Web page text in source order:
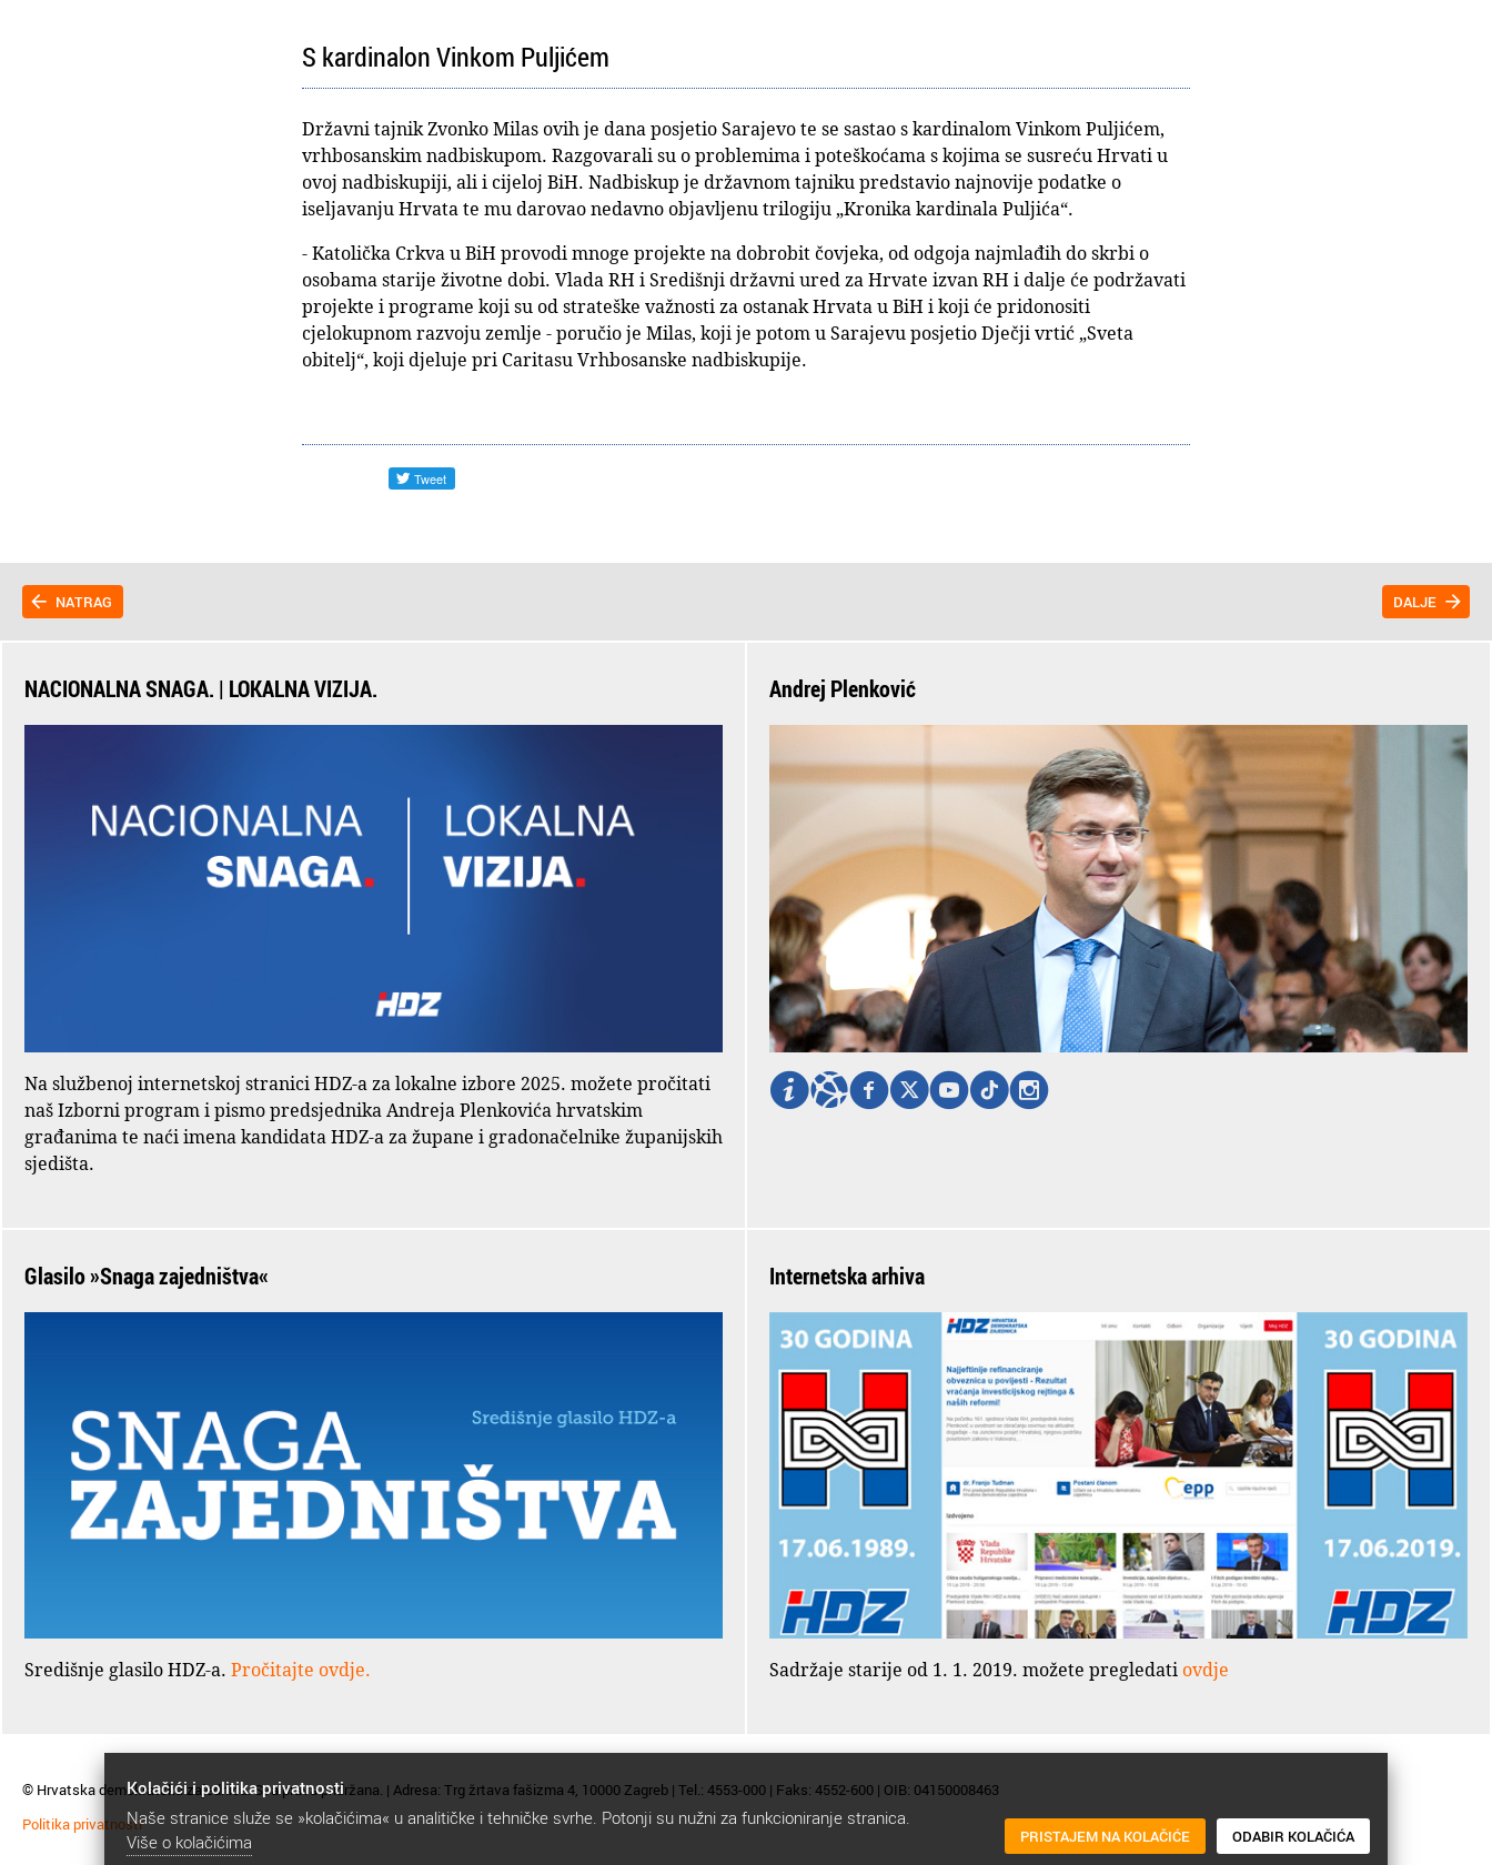
S kardinalon Vinkom Puljićem
Državni tajnik Zvonko Milas ovih je dana posjetio Sarajevo te se sastao s kardinalom Vinkom Puljićem,
vrhbosanskim nadbiskupom. Razgovarali su o problemima i poteškoćama s kojima se susreću Hrvati u
ovoj nadbiskupiji, ali i cijeloj BiH. Nadbiskup je državnom tajniku predstavio najnovije podatke o
iseljavanju Hrvata te mu darovao nedavno objavljenu trilogiju „Kronika kardinala Puljića“.
- Katolička Crkva u BiH provodi mnoge projekte na dobrobit čovjeka, od odgoja najmlađih do skrbi o
osobama starije životne dobi. Vlada RH i Središnji državni ured za Hrvate izvan RH i dalje će podržavati
projekte i programe koji su od strateške važnosti za ostanak Hrvata u BiH i koji će pridonositi
cjelokupnom razvoju zemlje - poručio je Milas, koji je potom u Sarajevu posjetio Dječji vrtić „Sveta
obitelj“, koji djeluje pri Caritasu Vrhbosanske nadbiskupije.
NATRAG DALJE
NACIONALNA SNAGA. | LOKALNA VIZIJA.
Na službenoj internetskoj stranici HDZ-a za lokalne izbore 2025. možete pročitati
naš Izborni program i pismo predsjednika Andreja Plenkovića hrvatskim
građanima te naći imena kandidata HDZ-a za župane i gradonačelnike županijskih
sjedišta.
Andrej Plenković
Glasilo »Snaga zajedništva«
Središnje glasilo HDZ-a. Pročitajte ovdje.
Internetska arhiva
Sadržaje starije od 1. 1. 2019. možete pregledati ovdje
© Hrvatska demokratska zajednica. Sva prava pridržana. | Adresa: Trg žrtava fašizma 4, 10000 Zagreb | Tel.: 4553-000 | Faks: 4552-600 | OIB: 04150008463
Politika privatnosti
Kolačići i politika privatnosti
Naše stranice služe se »kolačićima« u analitičke i tehničke svrhe. Potonji su nužni za funkcioniranje stranica.
Više o kolačićima
PRISTAJEM NA KOLAČIĆE ODABIR KOLAČIĆA